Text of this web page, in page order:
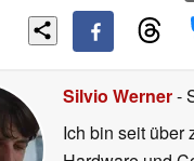
Silvio Werner-
Ich bin seit über